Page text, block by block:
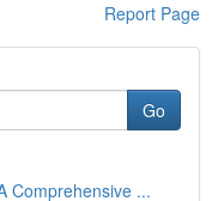
Report Page
Go
Comprehensive ...